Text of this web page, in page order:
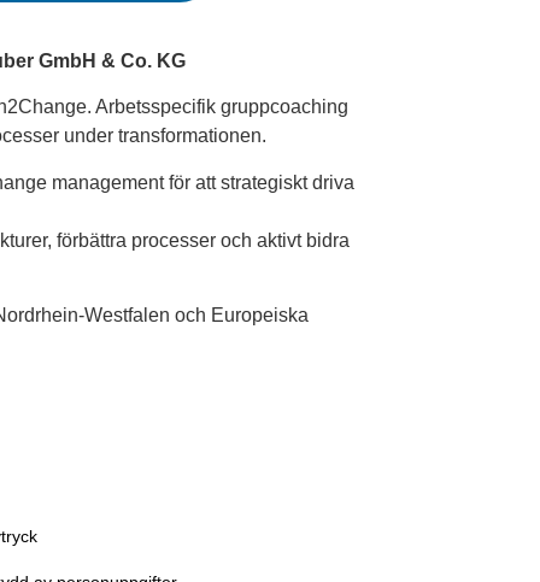
GmbH & Co. KG
Arbetsspecifik gruppcoaching
under transformationen.
management för att strategiskt driva
förbättra processer och aktivt bidra
Westfalen och Europeiska